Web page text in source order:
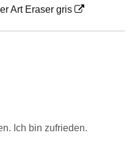
Art Eraser gris
Ich bin zufrieden.